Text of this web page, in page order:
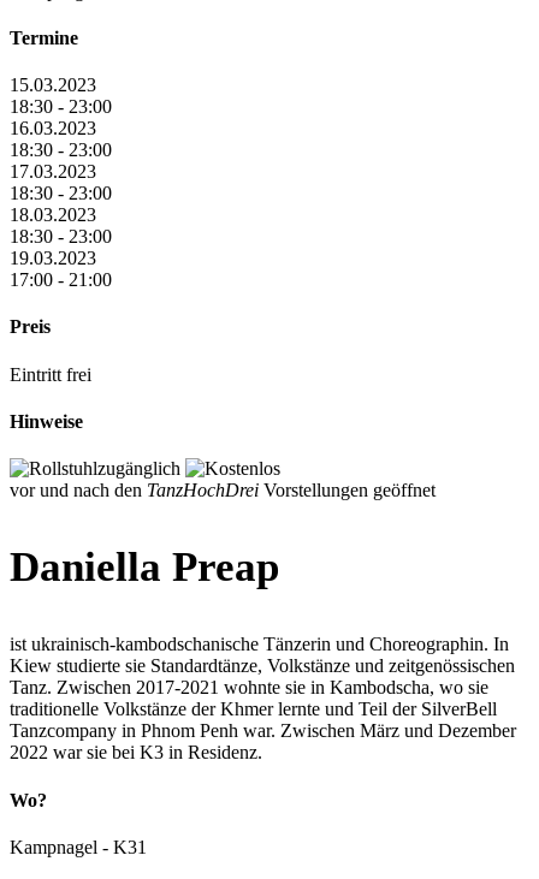
Termine
15.03.2023
18:30 - 23:00
16.03.2023
18:30 - 23:00
17.03.2023
18:30 - 23:00
18.03.2023
18:30 - 23:00
19.03.2023
17:00 - 21:00
Preis
Eintritt frei
Hinweise
vor und nach den TanzHochDrei Vorstellungen geöffnet
Daniella Preap
ist ukrainisch-kambodschanische Tänzerin und Choreographin. In
Kiew studierte sie Standardtänze, Volkstänze und zeitgenössischen
Tanz. Zwischen 2017-2021 wohnte sie in Kambodscha, wo sie
traditionelle Volkstänze der Khmer lernte und Teil der SilverBell
Tanzcompany in Phnom Penh war. Zwischen März und Dezember
2022 war sie bei K3 in Residenz.
Wo?
Kampnagel - K31